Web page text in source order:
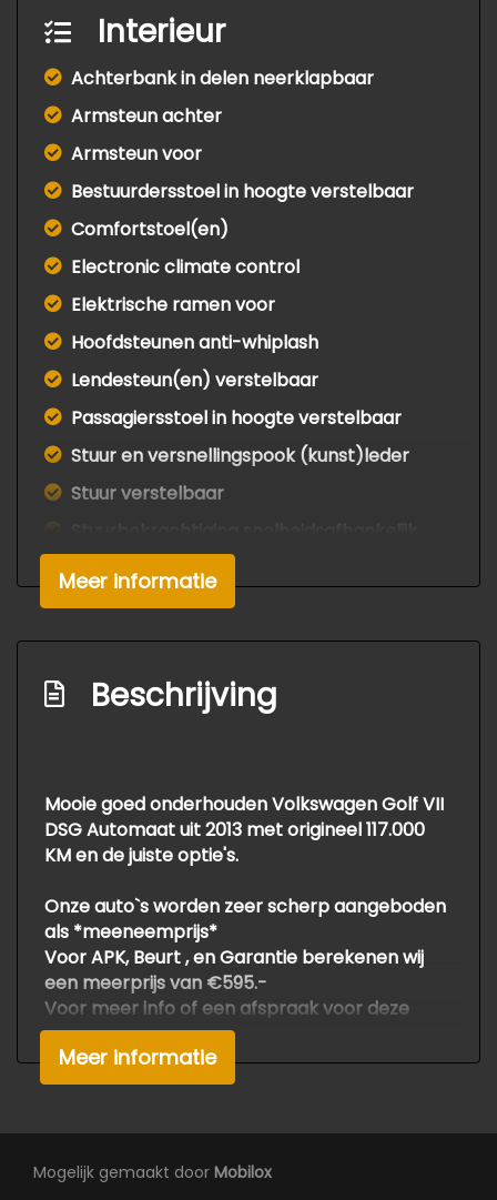
Interieur
Achterbank in delen neerklapbaar
Armsteun achter
Armsteun voor
Bestuurdersstoel in hoogte verstelbaar
Comfortstoel(en)
Electronic climate control
Elektrische ramen voor
Hoofdsteunen anti-whiplash
Lendesteun(en) verstelbaar
Passagiersstoel in hoogte verstelbaar
Stuur en versnellingspook (kunst)leder
Stuur verstelbaar
Overige
Bestuurdersairbag
Elektronische remkrachtverdeling
Hoofd airbag(s) achter
Hoofd airbag(s) voor
Knie airbag(s)
Passagiersairbag
Zij airbag(s) voor
Exterieur
verwarmbaar
Centrale vergrendeling met
Meer informatie
Beschrijving
Mooie goed onderhouden Volkswagen Golf VII
DSG Automaat uit 2013 met origineel 117.000
KM en de juiste optie's.
Onze auto`s worden zeer scherp aangeboden
als *meeneemprijs*
Voor APK, Beurt , en Garantie berekenen wij
een meerprijs van €595.-
Voor meer info of een afspraak voor deze
mooie automobiel gelieve bellen met de
verkoop
Druk en zetfouten voorbehouden.
om van te voren even te bellen.
Wiep Bosma: 06 53494342.
Thys Bosma: 06 30305769.
Meer informatie
Mogelijk gemaakt door Mobilox